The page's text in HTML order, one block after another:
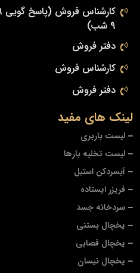
لینک های مفید
لیست باربری
لیست تخلیه بارها
آبسردکن استیل
فریزر ایستاده
سردخانه جسد
یخچال بستنی
یخچال قصابی
یخچال نیسان
9 شب)
دفتر فروش
کارشناس فروش
دفتر فروش